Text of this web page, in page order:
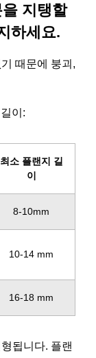
지탱할
하세요.
때문에 붕괴,
이:
최소 플랜지 길
이
8-10mm
10-14 mm
16-18 mm
됩니다. 플랜